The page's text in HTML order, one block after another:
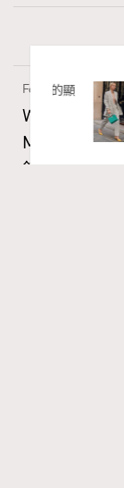
Fashion
Watches
錶與長頸鏈錶
的顯
別
巧